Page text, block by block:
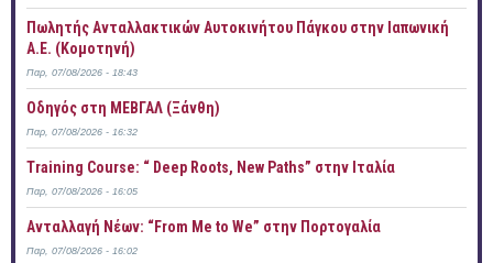
Πωλητής Ανταλλακτικών Αυτοκινήτου Πάγκου στην Ιαπωνική
Α.Ε. (Κομοτηνή)
Παρ, 07/08/2026 - 18:43
Οδηγός στη ΜΕΒΓΑΛ (Ξάνθη)
Παρ, 07/08/2026 - 16:32
Training Course: “ Deep Roots, New Paths” στην Ιταλία
Παρ, 07/08/2026 - 16:05
Ανταλλαγή Νέων: “From Me to We” στην Πορτογαλία
Παρ, 07/08/2026 - 16:02